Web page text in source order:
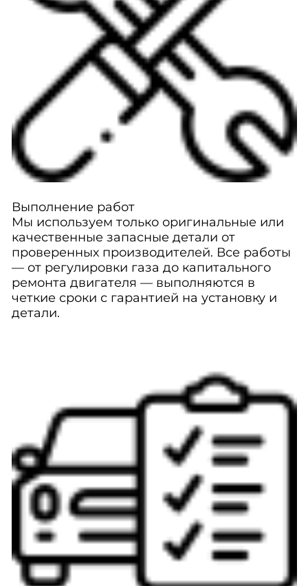
Выполнение работ
Мы используем только оригинальные или
качественные запасные детали от
проверенных производителей. Все работы
— от регулировки газа до капитального
ремонта двигателя — выполняются в
четкие сроки с гарантией на установку и
детали.